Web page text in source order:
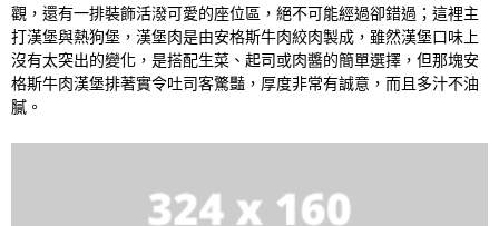
觀，還有一排裝飾活潑可愛的座位區，絕不可能經過卻錯過；這裡主
打漢堡與熱狗堡，漢堡肉是由安格斯牛肉絞肉製成，雖然漢堡口味上
沒有太突出的變化，是搭配生菜、起司或肉醬的簡單選擇，但那塊安
格斯牛肉漢堡排著實令吐司客驚豔，厚度非常有誠意，而且多汁不油
膩。